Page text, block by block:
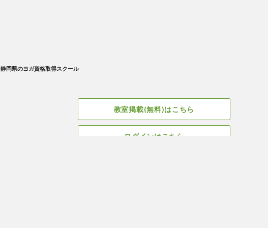
静岡県のヨガ資格取得スクール
教室掲載(無料)はこちら
ログインはこちら